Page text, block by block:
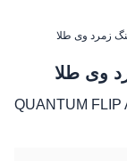
زمرد وی طلا
وی طلا
QUANTUM FLIP